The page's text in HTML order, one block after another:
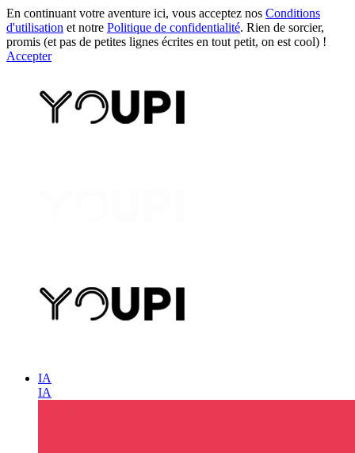
En continuant votre aventure ici, vous acceptez nos Conditions
d'utilisation et notre Politique de confidentialité. Rien de sorcier,
promis (et pas de petites lignes écrites en tout petit, on est cool) !
Accepter
IA
IA